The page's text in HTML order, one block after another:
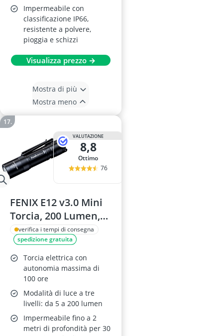
Impermeabile con
classificazione IP66,
resistente a polvere,
pioggia e schizzi
Visualizza prezzo →
Mostra di più
Mostra meno
VALUTAZIONE
8,8
Ottimo
76
FENIX E12 v3.0 Mini
Torcia, 200 Lumen,
Nero
verifica i tempi di consegna
spedizione gratuita
Torcia elettrica con
autonomia massima di
100 ore
Modalità di luce a tre
livelli: da 5 a 200 lumen
Impermeabile fino a 2
metri di profondità per 30